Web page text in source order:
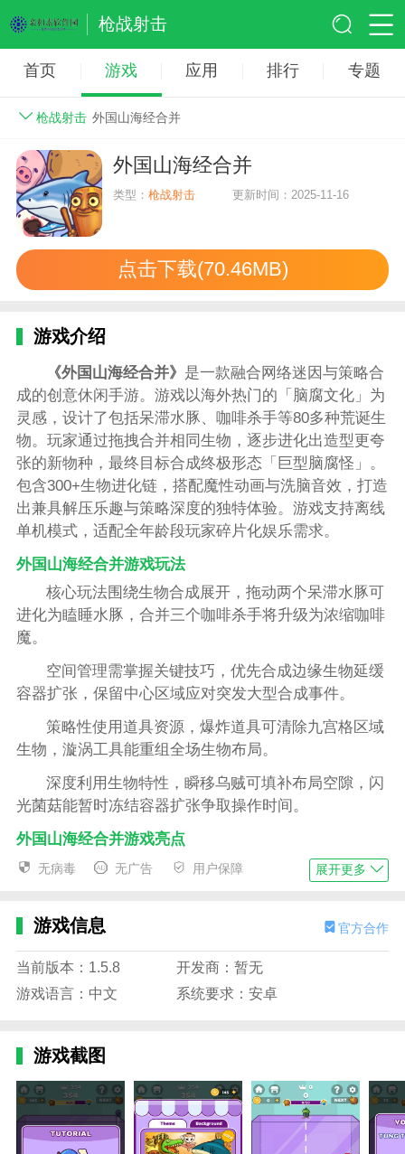
枪战射击
首页 游戏 应用 排行 专题
枪战射击 外国山海经合并
外国山海经合并
类型：枪战射击 更新时间：2025-11-16
点击下载(70.46MB)
游戏介绍
《外国山海经合并》 是一款融合网络迷因与策略合
成的创意休闲手游。游戏以海外热门的「脑腐文化」为
灵感，设计了包括呆滞水豚、咖啡杀手等80多种荒诞生
物。玩家通过拖拽合并相同生物，逐步进化出造型更夸
张的新物种，最终目标合成终极形态「巨型脑腐怪」。
包含300+生物进化链，搭配魔性动画与洗脑音效，打造
出兼具解压乐趣与策略深度的独特体验。游戏支持离线
单机模式，适配全年龄段玩家碎片化娱乐需求。
外国山海经合并游戏玩法
核心玩法围绕生物合成展开，拖动两个呆滞水豚可
进化为瞌睡水豚，合并三个咖啡杀手将升级为浓缩咖啡
魔。
空间管理需掌握关键技巧，优先合成边缘生物延缓
容器扩张，保留中心区域应对突发大型合成事件。
策略性使用道具资源，爆炸道具可清除九宫格区域
生物，漩涡工具能重组全场生物布局。
深度利用生物特性，瞬移乌贼可填补布局空隙，闪
光菌菇能暂时冻结容器扩张争取操作时间。
外国山海经合并游戏亮点
1.魔性生物宇宙呈现网络热门迷因角色，如憨傻水
过程充满意外笑点。
随合成进度不断升级，挑战玩家布局能力。
3.沉浸式视听设计包含鬼畜动画与魔性音效，每次
4.全球创意联动通道开放玩家投稿，定期更新社区
票选的新奇生物保持内容新鲜度。
外国山海经合并游戏优势
1.小体量承载大内容，102MB安装包涵盖超过300
无病毒 无广告 用户保障 展开更多
游戏信息 官方合作
当前版本：1.5.8
开发商：暂无
游戏语言：中文
系统要求：安卓
游戏截图